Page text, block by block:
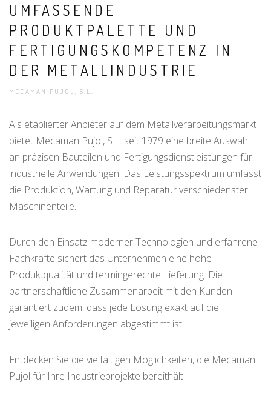
UMFASSENDE
PRODUKTPALETTE UND
FERTIGUNGSKOMPETENZ IN
DER METALLINDUSTRIE
MECAMAN PUJOL, S.L.
Als etablierter Anbieter auf dem Metallverarbeitungsmarkt
bietet Mecaman Pujol, S.L. seit 1979 eine breite Auswahl
an präzisen Bauteilen und Fertigungsdienstleistungen für
industrielle Anwendungen. Das Leistungsspektrum umfasst
die Produktion, Wartung und Reparatur verschiedenster
Maschinenteile.
Durch den Einsatz moderner Technologien und erfahrene
Fachkräfte sichert das Unternehmen eine hohe
Produktqualität und termingerechte Lieferung. Die
partnerschaftliche Zusammenarbeit mit den Kunden
garantiert zudem, dass jede Lösung exakt auf die
jeweiligen Anforderungen abgestimmt ist.
Entdecken Sie die vielfältigen Möglichkeiten, die Mecaman
Pujol für Ihre Industrieprojekte bereithält.